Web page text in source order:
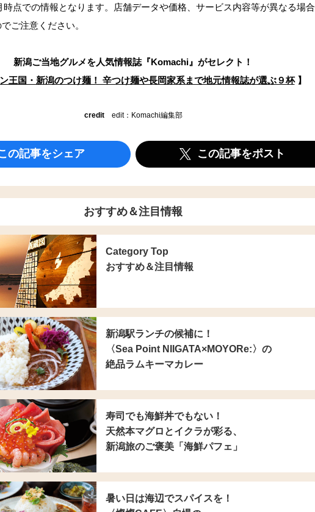
点での情報となります。店舗データや価格、サービス内容等が異なる場合
ご注意ください。
新潟ご当地グルメを人気情報誌 『Komachi』がセレクト！
王国・新潟のつけ麺！ 辛つけ麺や長岡家系まで地元情報誌が選ぶ９杯】
creditedit：Komachi編集部
の記事をシェア この記事をポスト
おすすめ＆注目情報
Category Top
おすすめ＆注目情報
新潟駅ランチの候補に！
〈Sea Point NIIGATA×MOYORe:〉の
絶品ラムキーマカレー
寿司でも海鮮丼でもない！
天然本マグロとイクラが彩る、
新潟旅のご褒美「海鮮パフェ」
暑い日は海辺でスパイスを！